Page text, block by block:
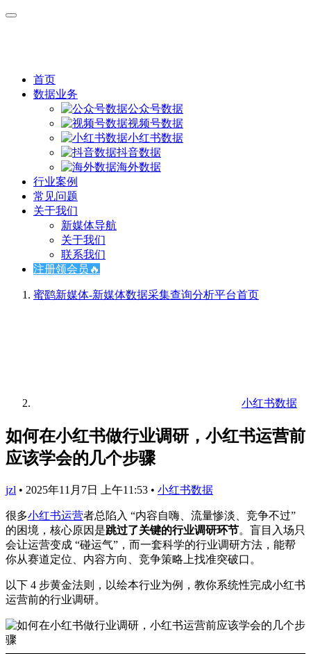
首页
数据业务
公众号数据
视频号数据
小红书数据
抖音数据
海外数据
行业案例
常见问题
关于我们
新媒体导航
关于我们
联系我们
注册领会员🔥
蜜鹞新媒体-新媒体数据采集查询分析平台首页
小红书数据
如何在小红书做行业调研，小红书运营前
应该学会的几个步骤
jzl • 2025年11月7日 上午11:53 • 小红书数据
很多小红书运营者总陷入 “内容自嗨、流量惨淡、竞争不过”
的困境，核心原因是跳过了关键的行业调研环节。盲目入场只
会让运营变成 “碰运气”，而一套科学的行业调研方法，能帮
你从赛道定位、内容方向、竞争策略上找准突破口。
以下 4 步黄金法则，以绘本行业为例，教你系统性完成小红书
运营前的行业调研。